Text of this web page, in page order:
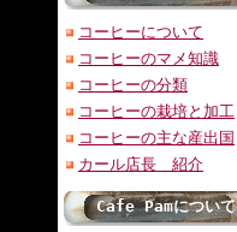
コーヒーについて
コーヒーのマメ知識
コーヒーの分類
コーヒーの栽培と加工
コーヒーの主な産出国
カール店長 紹介
Cafe Pamについて